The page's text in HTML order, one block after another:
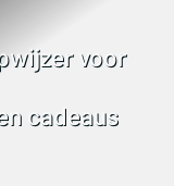
voor
cadeaus